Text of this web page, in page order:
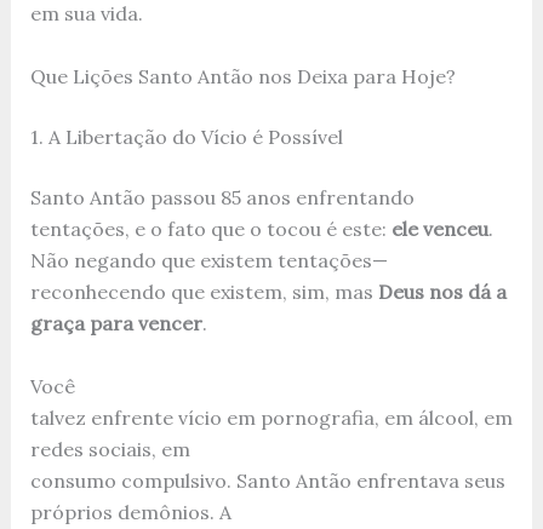
em sua vida.
Que Lições Santo Antão nos Deixa para Hoje?
1. A Libertação do Vício é Possível
Santo Antão passou 85 anos enfrentando
tentações, e o fato que o tocou é este: ele venceu.
Não negando que existem tentações—
reconhecendo que existem, sim, mas Deus nos dá a
graça para vencer.
Você
talvez enfrente vício em pornografia, em álcool, em
redes sociais, em
consumo compulsivo. Santo Antão enfrentava seus
próprios demônios. A